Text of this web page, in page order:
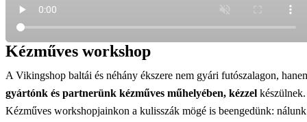
Kézműves workshop
A Vikingshop baltái és néhány ékszere nem gyári futószalagon,
gyártónk és partnerünk kézműves műhelyében, kézzel készülnek.
Kézműves workshopjainkon a kulisszák mögé is beengedünk: nálunk